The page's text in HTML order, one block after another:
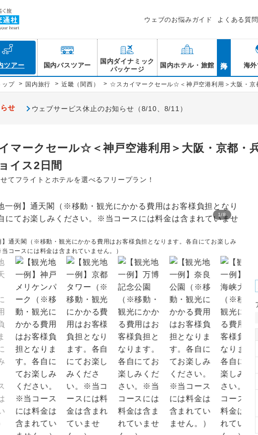
ウェブのお悩みガイド よくある質問
ツアー 国内バスツアー
国内ダイナミック
パッケージ
国内ホテル・旅館 海
ップ > 国内旅行 > 近畿（関西） > ☆スカイマークセール☆＜神戸空港利用＞大阪・京
せ ウェブサービス休止のお知らせ（8/10、8/11）
マークセール☆＜神戸空港利用＞大阪・京都・
イス2日間
てフライトとホテルを選べるフリープラン！
1/8
】通天閣（※移動・観光にかかる費用はお客様負担となります。各自にてお楽しみ
コースには料金は含まれていません。）